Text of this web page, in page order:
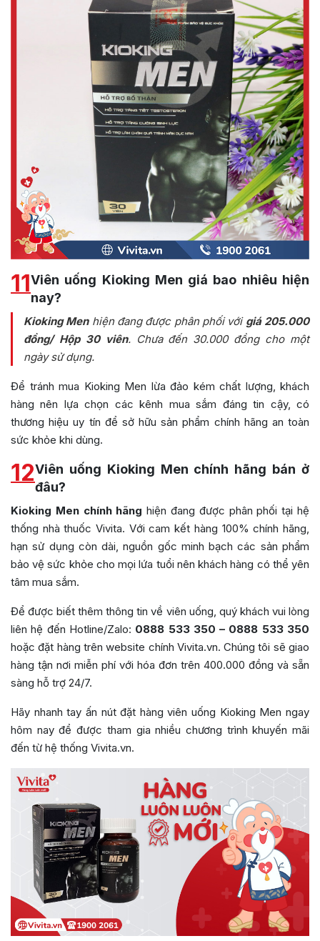
11Viên uống Kioking Men giá bao nhiêu hiện
nay?
Kioking Menhiện đang được phân phối với giá 205.000
đồng/ Hộp 30 viên. Chưa đến 30.000 đồng cho một
ngày sử dụng.
Để tránh mua Kioking Men lừa đảo kém chất lượng, khách
hàng nên lựa chọn các kênh mua sắm đáng tin cậy, có
thương hiệu uy tín để sở hữu sản phẩm chính hãng an toàn
sức khỏe khi dùng.
12Viên uống Kioking Men chính hãng bán ở
đâu?
Kioking Men chính hãng hiện đang được phân phối tại hệ
thống nhà thuốc Vivita. Với cam kết hàng 100% chính hãng,
hạn sử dụng còn dài, nguồn gốc minh bạch các sản phẩm
bảo vệ sức khỏe cho mọi lứa tuổi nên khách hàng có thể yên
tâm mua sắm.
Để được biết thêm thông tin về viên uống, quý khách vui lòng
liên hệ đến Hotline/Zalo: 0888 533 350 – 0888 533 350
hoặc đặt hàng trên website chính Vivita.vn. Chúng tôi sẽ giao
hàng tận nơi miễn phí với hóa đơn trên 400.000 đồng và sẵn
sàng hỗ trợ 24/7.
Hãy nhanh tay ấn nút đặt hàng viên uống Kioking Men ngay
hôm nay để được tham gia nhiều chương trình khuyến mãi
đến từ hệ thống Vivita.vn.